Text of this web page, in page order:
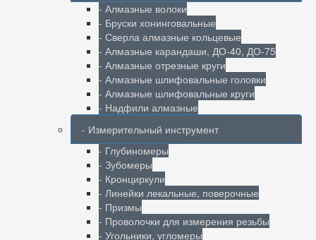
- Алмазные волоки
- Бруски хонинговальные
- Сверла алмазные кольцевые
- Алмазные карандаши, ДО-40, ДО-75
- Алмазные отрезные круги
- Алмазные шлифовальные головки
- Алмазные шлифовальные круги
- Надфили алмазные
- Измерительный инструмент
- Глубиномеры
- Зубомеры
- Кронциркули
- Линейки лекальные, поверочные
- Призмы
- Проволочки для измерения резьбы
- Угольники, угломеры